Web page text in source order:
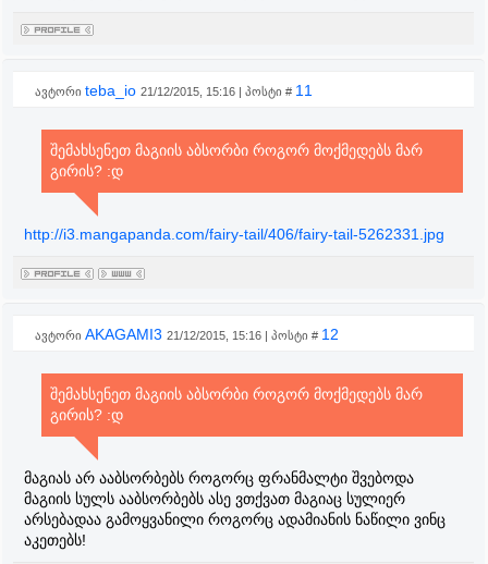
ავტორი teba_io 21/12/2015, 15:16 | პოსტი # 11
შემახსენეთ მაგიის აბსორბი როგორ მოქმედებს მარ
გირის? :დ
http://i3.mangapanda.com/fairy-tail/406/fairy-tail-5262331.jpg
ავტორი AKAGAMI3 21/12/2015, 15:16 | პოსტი # 12
შემახსენეთ მაგიის აბსორბი როგორ მოქმედებს მარ
გირის? :დ
მაგიას არ ააბსორბებს როგორც ფრანმალტი შვებოდა
მაგიის სულს ააბსორბებს ასე ვთქვათ მაგიაც სულიერ
არსებადაა გამოყვანილი როგორც ადამიანის ნაწილი ვინც
აკეთებს!